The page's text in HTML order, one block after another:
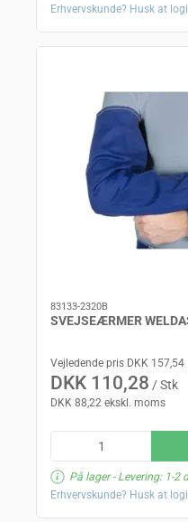
Erhvervskunde? Husk at
83133-2320B
SVEJSEÆRMER
Vejledende pris DKK 157,54
DKK 110,28 / Stk
DKK 88,22 ekskl. moms
På lager- Levering: 1-2
Erhvervskunde? Husk at